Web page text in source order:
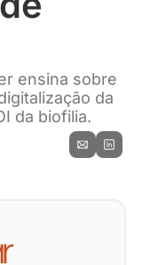
ensina sobre
da
da biofilia.